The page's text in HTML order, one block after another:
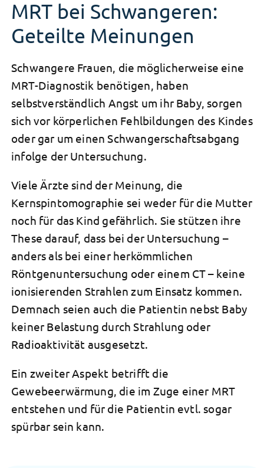
MRT bei Schwangeren:
Geteilte Meinungen
Schwangere Frauen, die möglicherweise eine
MRT-Diagnostik benötigen, haben
selbstverständlich Angst um ihr Baby, sorgen
sich vor körperlichen Fehlbildungen des Kindes
oder gar um einen Schwangerschaftsabgang
infolge der Untersuchung.
Viele Ärzte sind der Meinung, die
Kernspintomographie sei weder für die Mutter
noch für das Kind gefährlich. Sie stützen ihre
These darauf, dass bei der Untersuchung –
anders als bei einer herkömmlichen
Röntgenuntersuchung oder einem CT – keine
ionisierenden Strahlen zum Einsatz kommen.
Demnach seien auch die Patientin nebst Baby
keiner Belastung durch Strahlung oder
Radioaktivität ausgesetzt.
Ein zweiter Aspekt betrifft die
Gewebeerwärmung, die im Zuge einer MRT
entstehen und für die Patientin evtl. sogar
spürbar sein kann.